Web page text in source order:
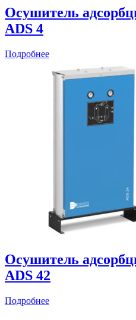
Осушитель
ADS 4
Подробнее
Осушитель
ADS 42
Подробнее